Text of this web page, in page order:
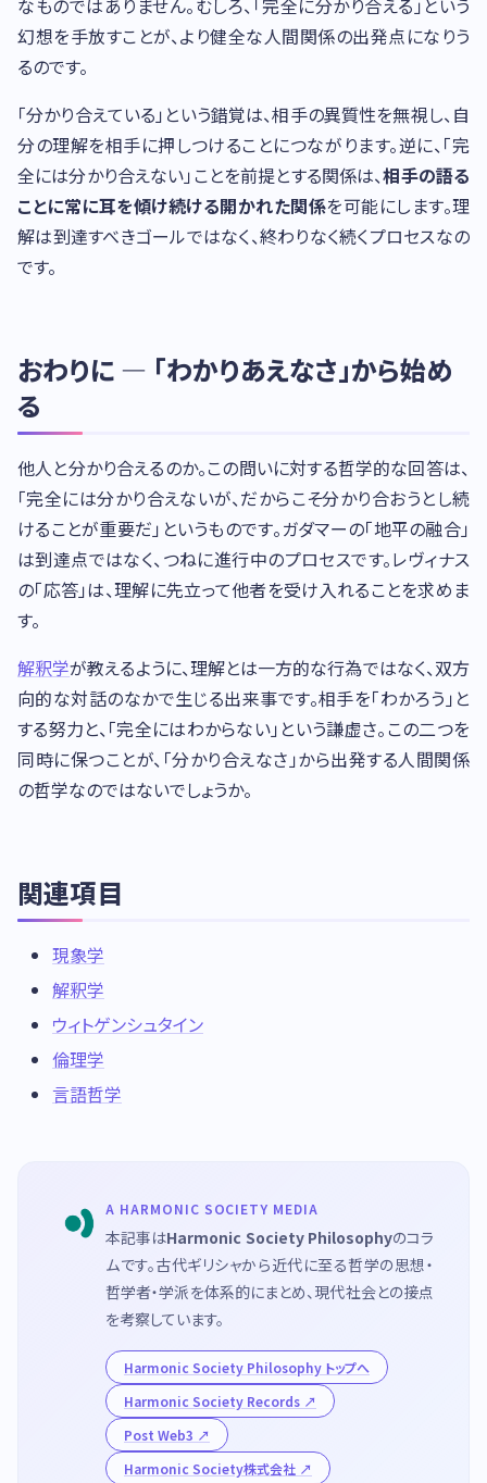
なものではありません。むしろ、「完全に分かり合える」という
幻想を手放すことが、より健全な人間関係の出発点になりう
るのです。
「分かり合えている」という錯覚は、相手の異質性を無視し、自
分の理解を相手に押しつけることにつながります。逆に、「完
全には分かり合えない」ことを前提とする関係は、相手の語る
ことに常に耳を傾け続ける開かれた関係を可能にします。理
解は到達すべきゴールではなく、終わりなく続くプロセスなの
です。
おわりに — 「わかりあえなさ」から始め
る
他人と分かり合えるのか。この問いに対する哲学的な回答は、
「完全には分かり合えないが、だからこそ分かり合おうとし続
けることが重要だ」というものです。ガダマーの「地平の融合」
は到達点ではなく、つねに進行中のプロセスです。レヴィナス
の「応答」は、理解に先立って他者を受け入れることを求めま
す。
解釈学が教えるように、理解とは一方的な行為ではなく、双方
向的な対話のなかで生じる出来事です。相手を「わかろう」と
する努力と、「完全にはわからない」という謙虚さ。この二つを
同時に保つことが、「分かり合えなさ」から出発する人間関係
の哲学なのではないでしょうか。
関連項目
現象学
解釈学
ウィトゲンシュタイン
倫理学
言語哲学
A HARMONIC SOCIETY MEDIA
本記事はHarmonic Society Philosophyのコラ
ムです。古代ギリシャから近代に至る哲学の思想・
哲学者・学派を体系的にまとめ、現代社会との接点
を考察しています。
Harmonic Society Philosophy トップへ
Harmonic Society Records
Post Web3
Harmonic Society株式会社